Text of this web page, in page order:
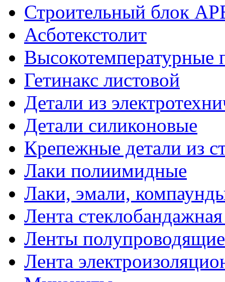
Строительный блок
Асботекстолит
Высокотемпературные
Гетинакс листовой
Детали из
Детали силиконовые
Крепежные детали из
Лаки полиимидные
Лаки, эмали,
Лента
Ленты
Лента